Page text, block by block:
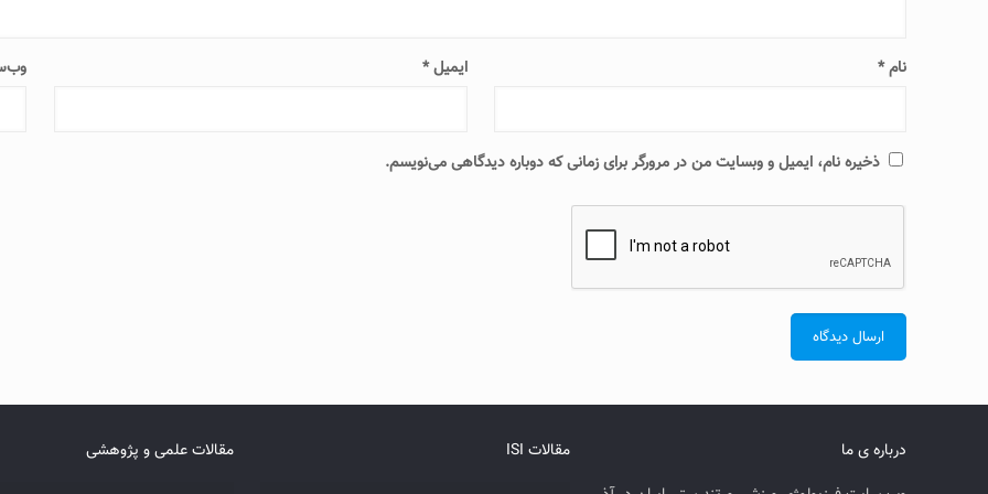
نام* ایمیل*
ذخیره نام، ایمیل و وبسایت من در مرورگر برای زمانی که دوباره دیدگاهی می‌نویسم.
درباره ی ما
مقالات ISI مقالات علمی و پژوهشی